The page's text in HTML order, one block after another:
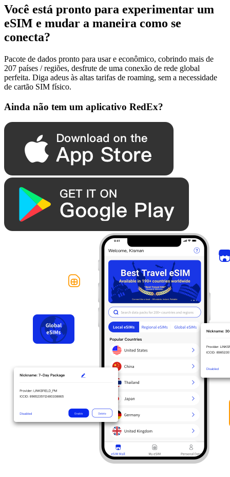
Você está pronto para experimentar um
eSIM e mudar a maneira como se
conecta?
Pacote de dados pronto para usar e econômico, cobrindo mais de
207 países / regiões, desfrute de uma conexão de rede global
perfeita. Diga adeus às altas tarifas de roaming, sem a necessidade
de cartão SIM físico.
Ainda não tem um aplicativo RedEx?